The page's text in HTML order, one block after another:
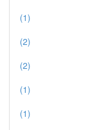
(1)
(2)
(2)
(1)
(1)